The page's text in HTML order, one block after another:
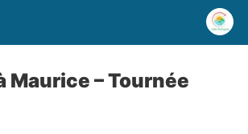
Maurice – Tournée